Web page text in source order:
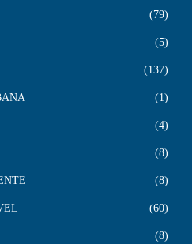
79
5
137
1
4
8
8
60
8